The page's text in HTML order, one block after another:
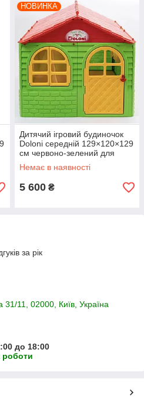
НОВИНКА
Дитячий ігровий будиночок
Doloni середній 129×120×129
см червоно-зелений для
дому та вулиці
Немає в наявності
5 600 ₴
за рік
31/11, 02000, Київ, Україна
до 18:00
роботи